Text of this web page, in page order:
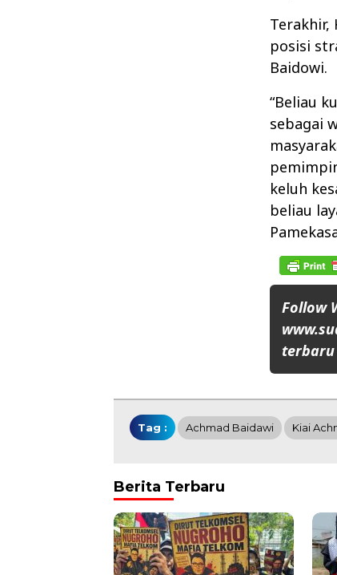
Terakhir,
posisi
Baidowi.
“Beliau
sebagai
keluh
beliau
Follow
Tag : Achmad Baidawi Kiai
Berita Terbaru